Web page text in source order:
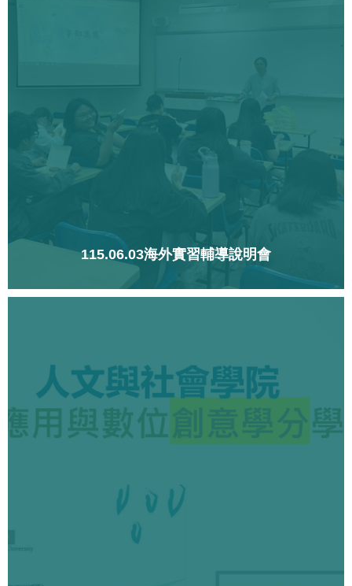
115.06.03海外實習輔導說明會